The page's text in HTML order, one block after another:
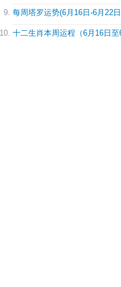
每周塔罗运势(6月16日-6月22
十二生肖本周运程（6月16日至